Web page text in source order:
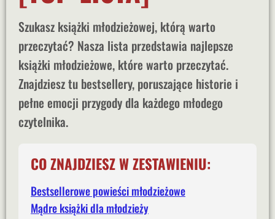
Szukasz książki młodzieżowej, którą warto
przeczytać? Nasza lista przedstawia najlepsze
książki młodzieżowe, które warto przeczytać.
Znajdziesz tu bestsellery, poruszające historie i
pełne emocji przygody dla każdego młodego
czytelnika.
CO ZNAJDZIESZ W ZESTAWIENIU:
Bestsellerowe powieści młodzieżowe
Mądre książki dla młodzieży